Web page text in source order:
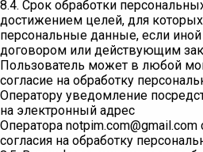
8.4. Срок обработки
достижением целей, для
персональные данные, если
договором или действующим
Пользователь может в любой
согласие на обработку
Оператору уведомление
на электронный адрес
Оператора
согласия на обработку